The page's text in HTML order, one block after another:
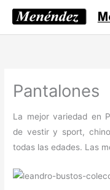
contenido
Pantalones
La mejor variedad en
de vestir y sport,
todas las edades. Las